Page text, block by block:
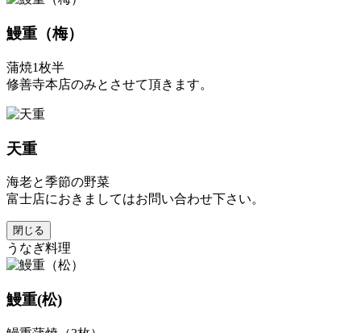
鰻重（梅）
蒲焼1枚半
修善寺本店のみとさせて頂きます。
天重
海老と季節の野菜
富士店におきましてはお問い合わせ下さい。
閉じる
うなぎ料理
鰻重(松)